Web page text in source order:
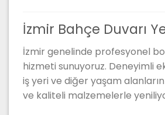
İzmir Bahçe Duvarı
İzmir genelinde profesyonel
hizmeti sunuyoruz. Deneyimli
iş yeri ve diğer yaşam
ve kaliteli malzemelerle